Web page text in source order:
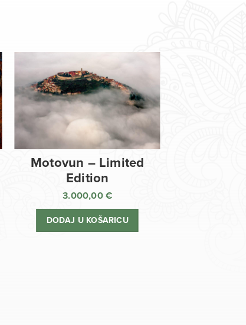
Motovun – Limited
Edition
3.000,00 €
DODAJ U KOŠARICU